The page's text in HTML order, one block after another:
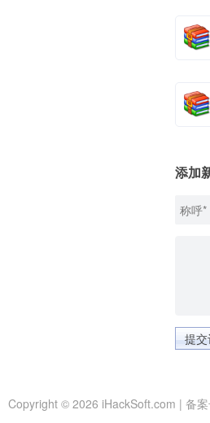
添加
提
Copyright © 2026 iHackSoft.com | 备